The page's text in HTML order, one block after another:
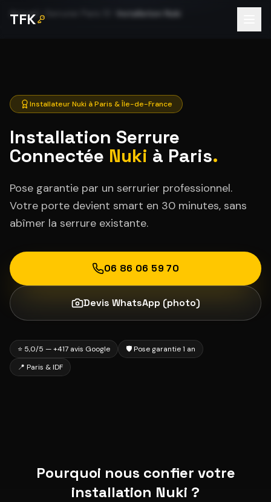
TFK
Accueil Installation Nuki
Installateur Nuki à Paris & Île-de-France
Installation Serrure
Connectée Nuki à Paris.
Pose garantie par un serrurier professionnel.
Votre porte devient smart en 30 minutes, sans
abîmer la serrure existante.
06 86 06 59 70
Devis WhatsApp (photo)
⭐ 5,0/5 — +417 avis Google
🛡️ Pose garantie 1 an
📍 Paris & IDF
Pourquoi nous confier votre
installation Nuki ?